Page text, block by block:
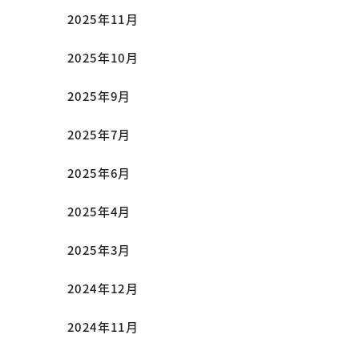
2025年11月
2025年10月
2025年9月
2025年7月
2025年6月
2025年4月
2025年3月
2024年12月
2024年11月